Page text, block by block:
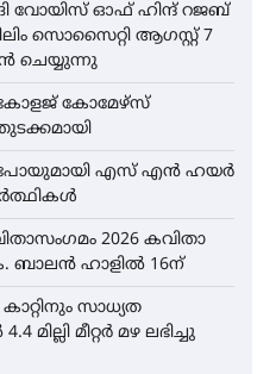
ദി വോയിസ് ഓഫ് ഹിന്ദ് റജബ്
സൊസൈറ്റി ആഗസ്റ്റ് 7
ചെയ്യുന്നു
കോമേഴ്‌സ്
എസ് എൻ ഹയർ
2026 കവിതാ
ബാലൻ ഹാളിൽ 16ന്
സാധ്യത
മില്ലി മീറ്റർ മഴ ലഭിച്ചു